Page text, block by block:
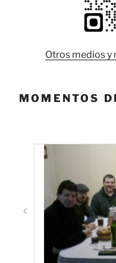
Otros medios y
MOMENTOS